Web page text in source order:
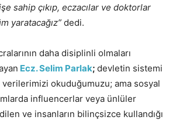
sahip çıkıp, eczacılar ve doktorlar
yaratacağız” dedi.
daha disiplinli olmaları
Ecz. Selim Parlak; devletin sistemi
okuduğumuzu; ama sosyal
influencerlar veya ünlüler
ve insanların bilinçsizce kullandığı